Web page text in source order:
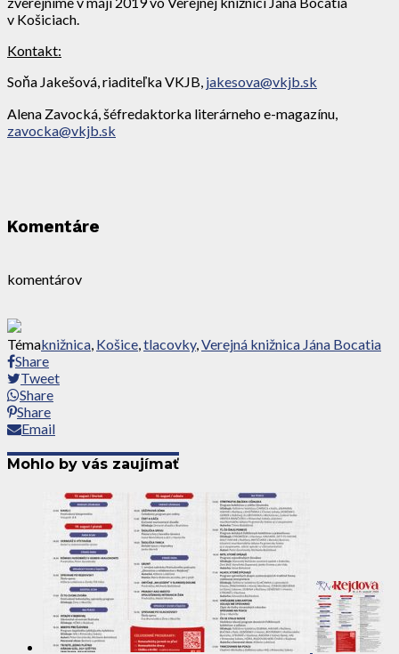
v Košiciach.
Kontakt:
Soňa Jakešová, riaditeľka VKJB, jakesova@vkjb.sk
Alena Zavocká, šéfredaktorka literárneho e-magazínu,
zavocka@vkjb.sk
Komentáre
komentárov
Témaknižnica, Košice,tlacovky,Verejná knižnica Jána Bocatia
Share
Tweet
Share
Share
Email
Mohlo by vás zaujímať